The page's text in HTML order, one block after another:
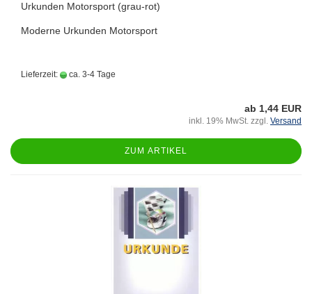
Urkunden Motorsport (grau-rot)
Moderne Urkunden Motorsport
Lieferzeit: ca. 3-4 Tage
ab 1,44 EUR
inkl. 19% MwSt. zzgl. Versand
ZUM ARTIKEL